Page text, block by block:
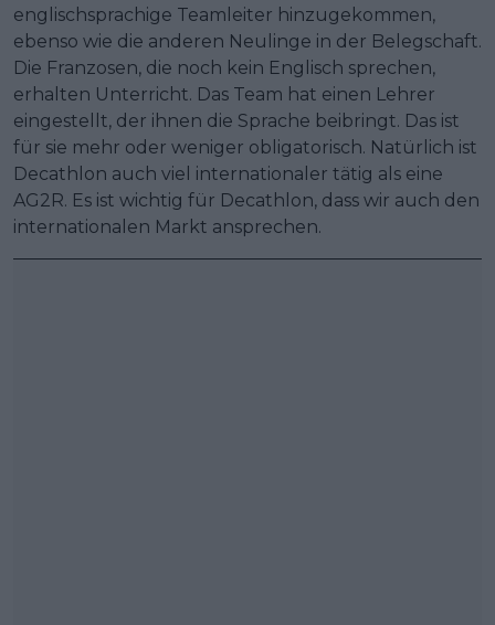
englischsprachige Teamleiter hinzugekommen,
ebenso wie die anderen Neulinge in der Belegschaft.
Die Franzosen, die noch kein Englisch sprechen,
erhalten Unterricht. Das Team hat einen Lehrer
eingestellt, der ihnen die Sprache beibringt. Das ist
für sie mehr oder weniger obligatorisch. Natürlich ist
Decathlon auch viel internationaler tätig als eine
AG2R. Es ist wichtig für Decathlon, dass wir auch den
internationalen Markt ansprechen.